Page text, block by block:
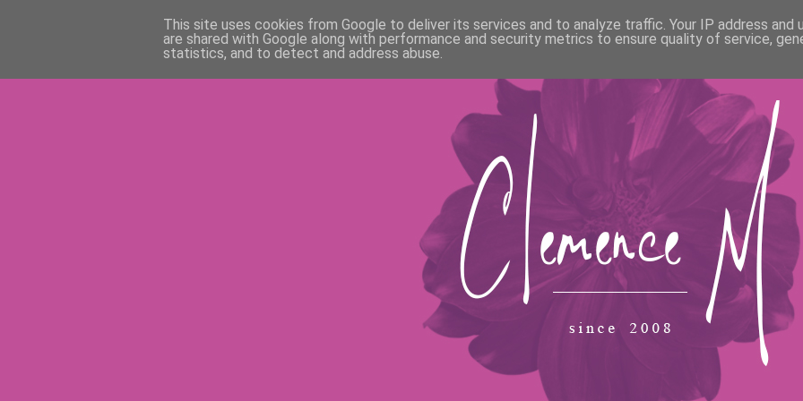
This site uses cookies from Google to deliver its services and to analyze traffic. Your IP address and
are shared with Google along with performance and security metrics to ensure quality of service,
statistics, and to detect and address abuse.